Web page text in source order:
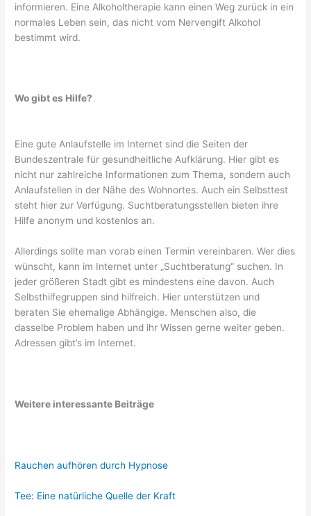
informieren. Eine Alkoholtherapie kann einen Weg zurück in ein
normales Leben sein, das nicht vom Nervengift Alkohol
bestimmt wird.
Wo gibt es Hilfe?
Eine gute Anlaufstelle im Internet sind die Seiten der
Bundeszentrale für gesundheitliche Aufklärung. Hier gibt es
nicht nur zahlreiche Informationen zum Thema, sondern auch
Anlaufstellen in der Nähe des Wohnortes. Auch ein Selbsttest
steht hier zur Verfügung. Suchtberatungsstellen bieten ihre
Hilfe anonym und kostenlos an.
Allerdings sollte man vorab einen Termin vereinbaren. Wer dies
wünscht, kann im Internet unter „Suchtberatung“ suchen. In
jeder größeren Stadt gibt es mindestens eine davon. Auch
Selbsthilfegruppen sind hilfreich. Hier unterstützen und
beraten Sie ehemalige Abhängige. Menschen also, die
dasselbe Problem haben und ihr Wissen gerne weiter geben.
Adressen gibt’s im Internet.
Weitere interessante Beiträge
Rauchen aufhören durch Hypnose
Tee: Eine natürliche Quelle der Kraft